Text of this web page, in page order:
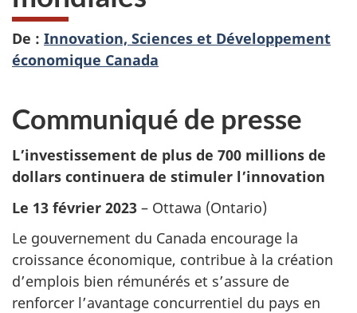
De : Innovation, Sciences et Développement
économique Canada
Communiqué de presse
L’investissement de plus de 700 millions de
dollars continuera de stimuler l’innovation
Le 13 février 2023 – Ottawa (Ontario)
Le gouvernement du Canada encourage la
croissance économique, contribue à la création
d’emplois bien rémunérés et s’assure de
renforcer l’avantage concurrentiel du pays en